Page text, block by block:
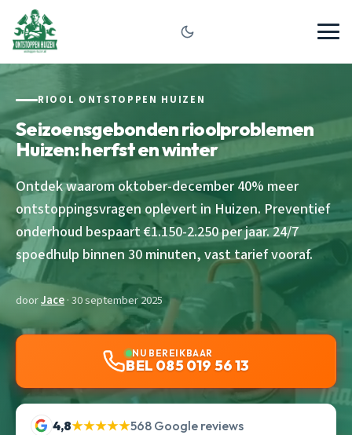
RIOOL ONTSTOPPEN HUIZEN
Seizoensgebonden rioolproblemen
Huizen: herfst en winter
Ontdek waarom oktober-december 40% meer
ontstoppingsvragen oplevert in Huizen. Preventief
onderhoud bespaart €1.150-2.250 per jaar. 24/7
spoedhulp binnen 30 minuten, vast tarief vooraf.
doorJace· 30 september 2025
NU BEREIKBAAR
BEL 085 019 56 13
4,8★★★★★568 Google reviews